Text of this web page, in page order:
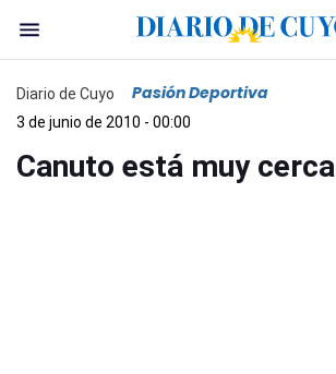
Diario de Cuyo Pasión Deportiva
3 de junio de 2010 - 00:00
Canuto está muy cerca